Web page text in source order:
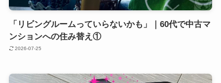
「リビングルームっていらないかも」｜60代で中古マ
ンションへの住み替え①
2026-07-25